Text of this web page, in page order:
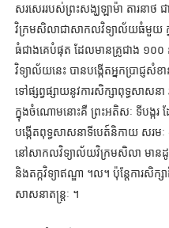
សរសេររបស់ព្រះសង្ឃឡាម៉ា តារនាថ
វិក្រមសិលាជាសាកលវិទ្យាល័យធំមួយ
ធំជាងគេបំផុត ដែលមានគ្រូជាង ១
វិទ្យាល័យនេះ បានបង្កើតអ្នកប្រាជ្ញសំ
ទៅផ្សព្វផ្សាយនូវការសិក្សាពុទ្ធសាស
ក្នុងចំណោមនោះគឺ ព្រះអតិសៈ ទីបង្ករ
បង្កើតពុទ្ធសាសនាទីបេត៍និកាយ សរមៈ
នៅសាកលវិទ្យាល័យវិក្រមសិលា មានដូច
និងតក្កវិទ្យាឥណ្ឌា ។ល។ ប៉ុន្តែការសិ
សាសនាតន្ត្រៈ ។